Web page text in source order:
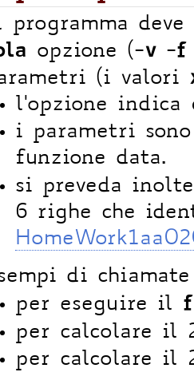
opzione (-v -f
(i valori
l'opzione indica
i parametri
funzione data.
si preveda
6 righe che
di
per eseguire il
per calcolare il
per calcolare il